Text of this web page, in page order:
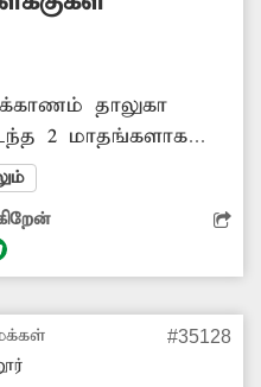
தாலுகா
2 மாதங்களாக
இதனால்
இருள்சூழ்ந்து
வழிப்பறி போன்ற
அபாயம்
மின்விளக்குகளை
நடவடிக்கை
#35128